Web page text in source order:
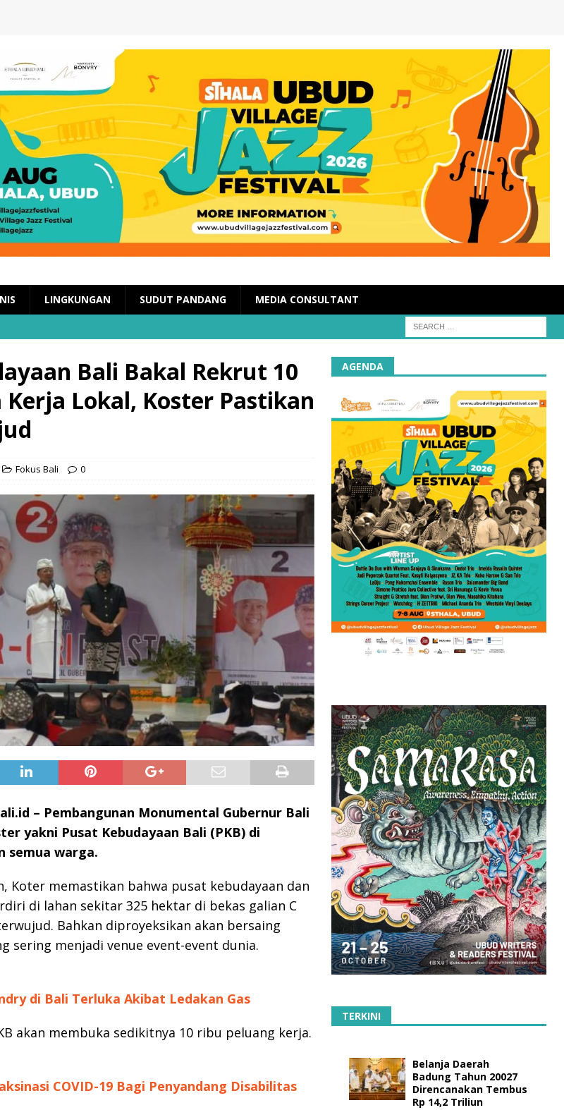
LINGKUNGAN SUDUT PANDANG MEDIA CONSULTANT
Bali Bakal Rekrut 10
Kerja Lokal, Koster Pastikan
Fokus Bali 0
– Pembangunan Monumental Gubernur Bali
yakni Pusat Kebudayaan Bali (PKB) di
semua warga.
Koter memastikan bahwa pusat kebudayaan dan
di lahan sekitar 325 hektar di bekas galian C
Bahkan diproyeksikan akan bersaing
sering menjadi venue event-event dunia.
di Bali Terluka Akibat Ledakan Gas
akan membuka sedikitnya 10 ribu peluang kerja.
COVID-19 Bagi Penyandang Disabilitas
AGENDA
TERKINI
Belanja Daerah
Badung Tahun 20027
Direncanakan Tembus
Rp 14,2 Triliun